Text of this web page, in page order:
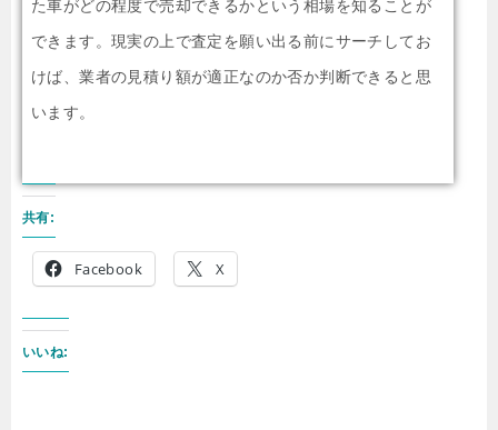
た車がどの程度で売却できるかという相場を知ることが
できます。現実の上で査定を願い出る前にサーチしてお
けば、業者の見積り額が適正なのか否か判断できると思
います。
共有:
Facebook X
いいね: